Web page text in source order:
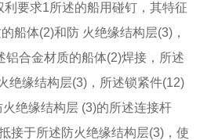
要求1所述的船用碰钉，其特征
船体(2)和防 火绝缘结构层(3)，
铝合金材质的船体(2)焊接，所述
绝缘结构层(3)，所述锁紧件(12)
绝缘结构层 (3)的所述连接杆
接于所述防火绝缘结构层(3)，使